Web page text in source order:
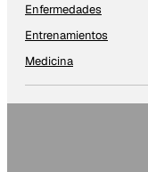
Enfermedades
Entrenamientos
Medicina